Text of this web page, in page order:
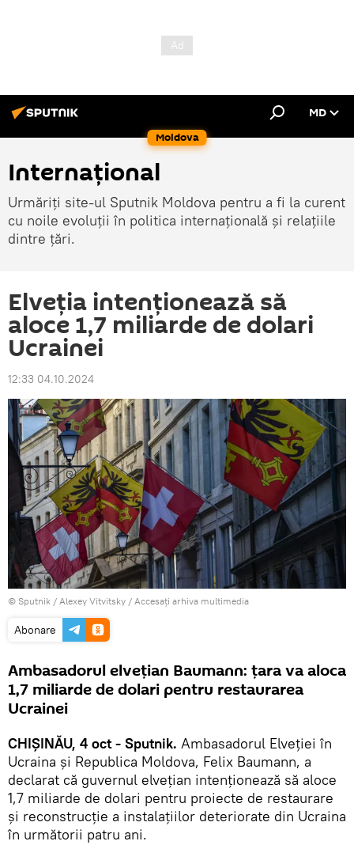
Moldova
MD
Internațional
Urmăriți site-ul Sputnik Moldova pentru a fi la curent
cu noile evoluții în politica internațională și relațiile
dintre țări.
Elveția intenționează să
aloce 1,7 miliarde de dolari
Ucrainei
12:33 04.10.2024
© Sputnik / Alexey Vitvitsky / Accesați arhiva multimedia
Abonare
Ambasadorul elvețian Baumann: țara va aloca
1,7 miliarde de dolari pentru restaurarea
Ucrainei
CHIȘINĂU, 4 oct - Sputnik. Ambasadorul Elveției în
Ucraina și Republica Moldova, Felix Baumann, a
declarat că guvernul elvețian intenționează să aloce
1,7 miliarde de dolari pentru proiecte de restaurare
și reconstrucție a instalațiilor deteriorate din Ucraina
în următorii patru ani.